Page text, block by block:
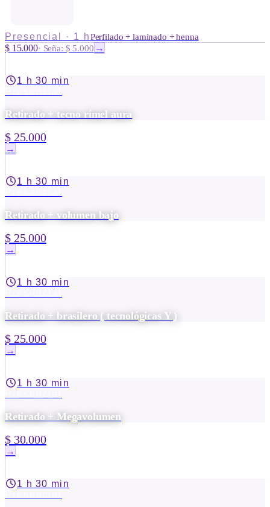
Presencial · 1 hPerfilado + laminado + henna
$ 15.000· Seña: $ 5.000 →
1 h 30 min
Retirado + tecno rímel aura
$ 25.000
→
1 h 30 min
Retirado + volumen bajo
$ 25.000
→
1 h 30 min
Retirado + brasilero ( tecnológicas Y )
$ 25.000
→
1 h 30 min
Retirado + Megavolumen
$ 30.000
→
1 h 30 min